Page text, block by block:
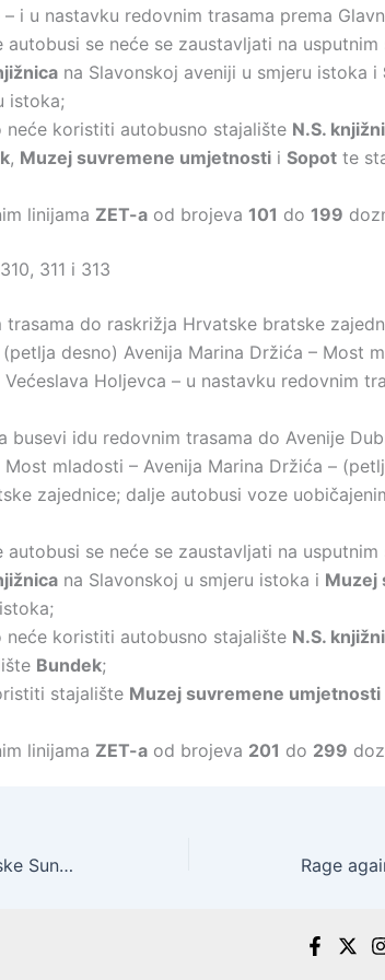
i u nastavku redovnim trasama prema
autobusi se neće se zaustavljati na usputnim
na Slavonskoj aveniji u smjeru istoka i
istoka;
neće koristiti autobusno stajalište N.S.
, Muzej suvremene umjetnosti i Sopot te
linijama ZET-a od brojeva 101 do 199
311 i 313
do raskrižja Hrvatske bratske
desno) Avenija Marina Držića – Most
Holjevca – u nastavku redovnim
busevi idu redovnim trasama do Avenije
mladosti – Avenija Marina Držića –
zajednice; dalje autobusi voze
autobusi se neće se zaustavljati na usputnim
na Slavonskoj u smjeru istoka i Muzej
neće koristiti autobusno stajalište N.S.
Bundek;
stajalište Muzej suvremene umjetnosti
linijama ZET-a od brojeva 201 do 299
Doringo singlom “Lovci Na Zalaske Sunca” najavljuje izlazak novog albuma